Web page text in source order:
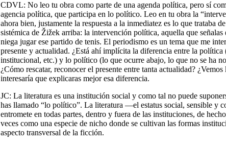
CDVL: No leo tu obra como parte de una agenda política, pero sí
agencia política, que participa en lo político. Leo en tu obra la
ahora bien, justamente la respuesta a la inmediatez es lo que trataba
sistémica de Žižek arriba: la intervención política, aquella que señalas
niega jugar ese partido de tenis. El periodismo es un tema que me
presente y actualidad. ¿Está ahí implícita la diferencia entre la
institucional, etc.) y lo político (lo que ocurre abajo, lo que no se ha
¿Cómo rescatar, reconocer el presente entre tanta actualidad?
interesaría que explicaras mejor esa diferencia.
JC: La literatura es una institución social y como tal no puede
has llamado “lo político”. La literatura —el estatus social, sensible y
entromete en todas partes, dentro y fuera de las instituciones, de
veces como una especie de nicho donde se cultivan las formas
aspecto transversal de la ficción.